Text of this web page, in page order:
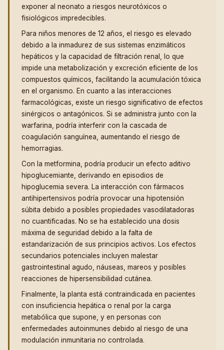
exponer al neonato a riesgos neurotóxicos o
fisiológicos impredecibles.
Para niños menores de 12 años, el riesgo es elevado
debido a la inmadurez de sus sistemas enzimáticos
hepáticos y la capacidad de filtración renal, lo que
impide una metabolización y excreción eficiente de los
compuestos químicos, facilitando la acumulación tóxica
en el organismo. En cuanto a las interacciones
farmacológicas, existe un riesgo significativo de efectos
sinérgicos o antagónicos. Si se administra junto con la
warfarina, podría interferir con la cascada de
coagulación sanguínea, aumentando el riesgo de
hemorragias.
Con la metformina, podría producir un efecto aditivo
hipoglucemiante, derivando en episodios de
hipoglucemia severa. La interacción con fármacos
antihipertensivos podría provocar una hipotensión
súbita debido a posibles propiedades vasodilatadoras
no cuantificadas. No se ha establecido una dosis
máxima de seguridad debido a la falta de
estandarización de sus principios activos. Los efectos
secundarios potenciales incluyen malestar
gastrointestinal agudo, náuseas, mareos y posibles
reacciones de hipersensibilidad cutánea.
Finalmente, la planta está contraindicada en pacientes
con insuficiencia hepática o renal por la carga
metabólica que supone, y en personas con
enfermedades autoinmunes debido al riesgo de una
modulación inmunitaria no controlada.